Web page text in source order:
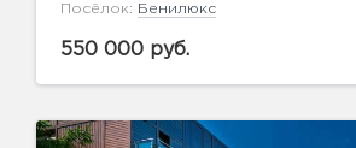
Посёлок: Бенилюкс
550 000 руб.